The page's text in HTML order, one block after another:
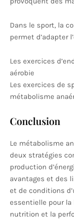
Dans le sport, la
permet d’adapter
Les exercices
aérobie
Les exercices de
métabolisme
Conclusion
Le métabolisme
deux stratégies
production
avantages et des
et de conditions
essentielle pour la
nutrition et la